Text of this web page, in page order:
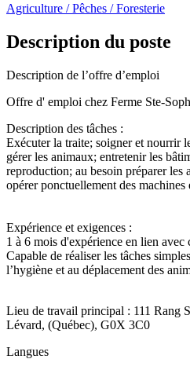
Agriculture / Pêches / Foresterie
Description du poste
Description de l’offre d’emploi
Offre d' emploi chez Ferme Ste-
Description des tâches :
Exécuter la traite; soigner et nourrir
gérer les animaux; entretenir les
reproduction; au besoin préparer les
opérer ponctuellement des machines
Expérience et exigences :
1 à 6 mois d'expérience en
Capable de réaliser les tâches
l’hygiène et au déplacement
Lieu de travail principal : 111 Rang
Lévard, (Québec), G0X 3C0
Langues